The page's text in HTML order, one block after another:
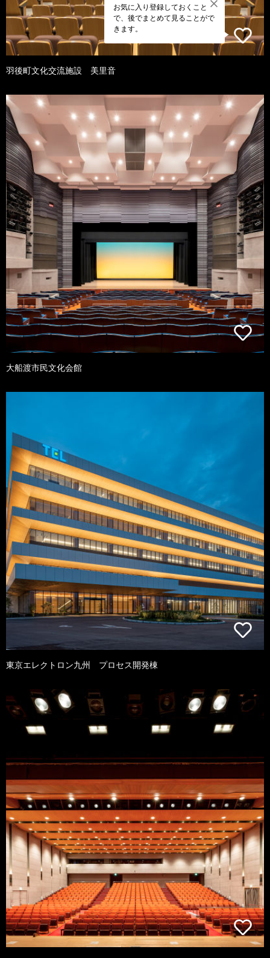
お気に入り登録しておくこと
で、後でまとめて見ることがで
きます。
羽後町文化交流施設 美里音
大船渡市民文化会館
東京エレクトロン九州 プロセス開発棟